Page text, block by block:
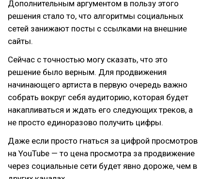
Дополнительным аргументом в пользу этого
решения стало то, что алгоритмы социальных
сетей занижают посты с ссылками на внешние
сайты.
Сейчас с точностью могу сказать, что это
решение было верным. Для продвижения
начинающего артиста в первую очередь важно
собрать вокруг себя аудиторию, которая будет
накапливаться и ждать его следующих треков, а
не просто единоразово получить цифры.
Даже если просто гнаться за цифрой просмотров
на YouTube — то цена просмотра за продвижение
через социальные сети будет явно дороже, чем в